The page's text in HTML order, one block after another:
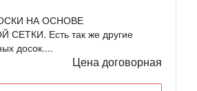
НА ОСНОВЕ
Есть так же другие
досок....
Цена договорная